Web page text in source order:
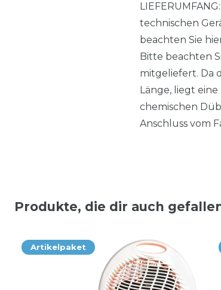
technischen
beachten Sie
Bitte beachten
mitgeliefert. Da
Länge, liegt
chemischen
Anschluss vom
Produkte, die dir auch
Artikelpaket